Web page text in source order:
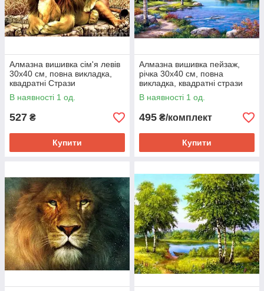
Алмазна вишивка сім'я левів
30x40 см, повна викладка,
квадратні Стрази
В наявності 1 од.
527 ₴
Купити
Алмазна вишивка пейзаж,
річка 30х40 см, повна
викладка, квадратні стрази
В наявності 1 од.
495 ₴/комплект
Купити